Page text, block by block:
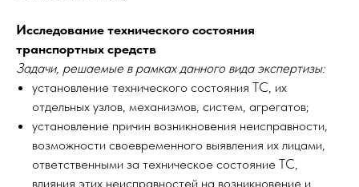
Исследование технического состояния
транспортных средств
Задачи, решаемые в рамках данного вида экспертизы:
установление технического состояния ТС, их
отдельных узлов, механизмов, систем, агрегатов;
установление причин возникновения неисправности,
возможности своевременного выявления их лицами,
ответственными за техническое состояние ТС,
влияния этих неисправностей на возникновение и